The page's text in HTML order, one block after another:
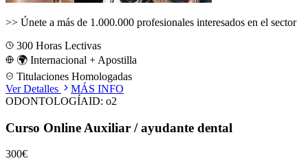
>> Únete a más de 1.000.000 profesionales interesados en el sector
300 Horas Lectivas
🌍 Internacional + Apostilla
Titulaciones Homologadas
Ver Detalles
MÁS INFO
ODONTOLOGÍAID: o2
Curso Online Auxiliar / ayudante dental
300€